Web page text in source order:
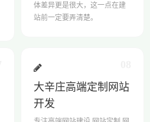
体差异更是很大，这一点在建
站前一定要弄清楚。
大辛庄高端定制网站
开发